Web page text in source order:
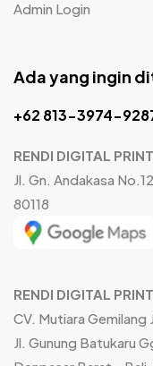
Admin Login
Ada yang ingin
+62 813-3974-
RENDI DIGITAL
Jl. Gn. Andakasa
80118
RENDI DIGITAL
CV. Mutiara Gemilang
Jl. Gunung Batukaru